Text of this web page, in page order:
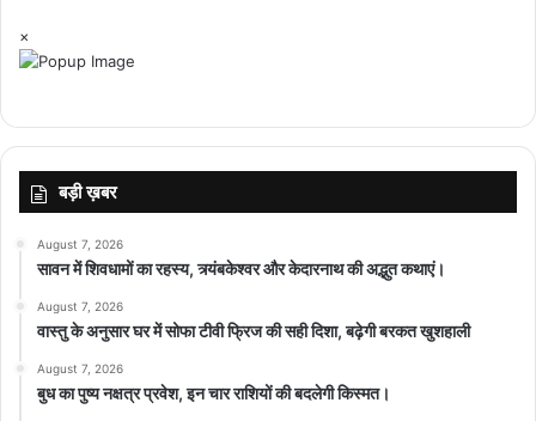
×
बड़ी ख़बर
August 7, 2026
सावन में शिवधामों का रहस्य, त्र्यंबकेश्वर और केदारनाथ की अद्भुत कथाएं।
August 7, 2026
वास्तु के अनुसार घर में सोफा टीवी फ्रिज की सही दिशा, बढ़ेगी बरकत खुशहाली
August 7, 2026
बुध का पुष्य नक्षत्र प्रवेश, इन चार राशियों की बदलेगी किस्मत।